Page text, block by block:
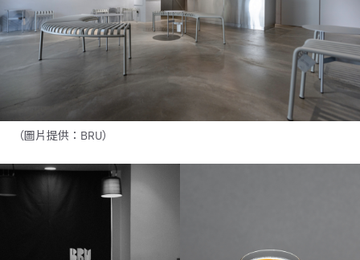
（圖片提供：BRU）